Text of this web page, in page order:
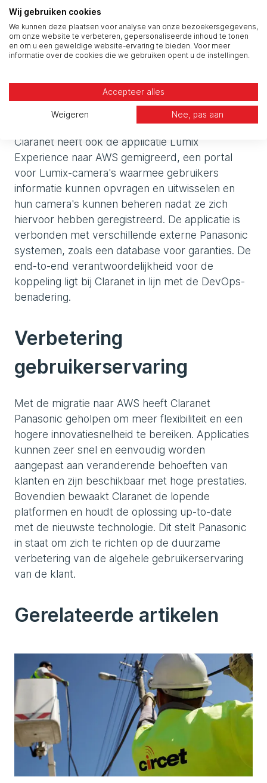
gemaakt. Panasonic profiteert van een meer
flexibele IT-infrastructuur en een
geoptimaliseerde samenwerking tussen
nauwer samen op zowel technologische als
procesmatige basis en communicatie-ruis is tot
een minimum beperkt.
Claranet heeft ook de applicatie Lumix
Experience naar AWS gemigreerd, een portal
voor Lumix-camera's waarmee gebruikers
informatie kunnen opvragen en uitwisselen en
hun camera's kunnen beheren nadat ze zich
hiervoor hebben geregistreerd. De applicatie is
verbonden met verschillende externe Panasonic
systemen, zoals een database voor garanties. De
end-to-end verantwoordelijkheid voor de
koppeling ligt bij Claranet in lijn met de DevOps-
benadering.
Verbetering
gebruikerservaring
Met de migratie naar AWS heeft Claranet
Panasonic geholpen om meer flexibiliteit en een
hogere innovatiesnelheid te bereiken. Applicaties
kunnen zeer snel en eenvoudig worden
aangepast aan veranderende behoeften van
klanten en zijn beschikbaar met hoge prestaties.
Bovendien bewaakt Claranet de lopende
platformen en houdt de oplossing up-to-date
met de nieuwste technologie. Dit stelt Panasonic
in staat om zich te richten op de duurzame
verbetering van de algehele gebruikerservaring
van de klant.
Gerelateerde artikelen
Wij gebruiken cookies
We kunnen deze plaatsen voor analyse van onze bezoekersgegevens,
om onze website te verbeteren, gepersonaliseerde inhoud te tonen
en om u een geweldige website-ervaring te bieden. Voor meer
informatie over de cookies die we gebruiken opent u de instellingen.
Accepteer alles
Weigeren Nee, pas aan